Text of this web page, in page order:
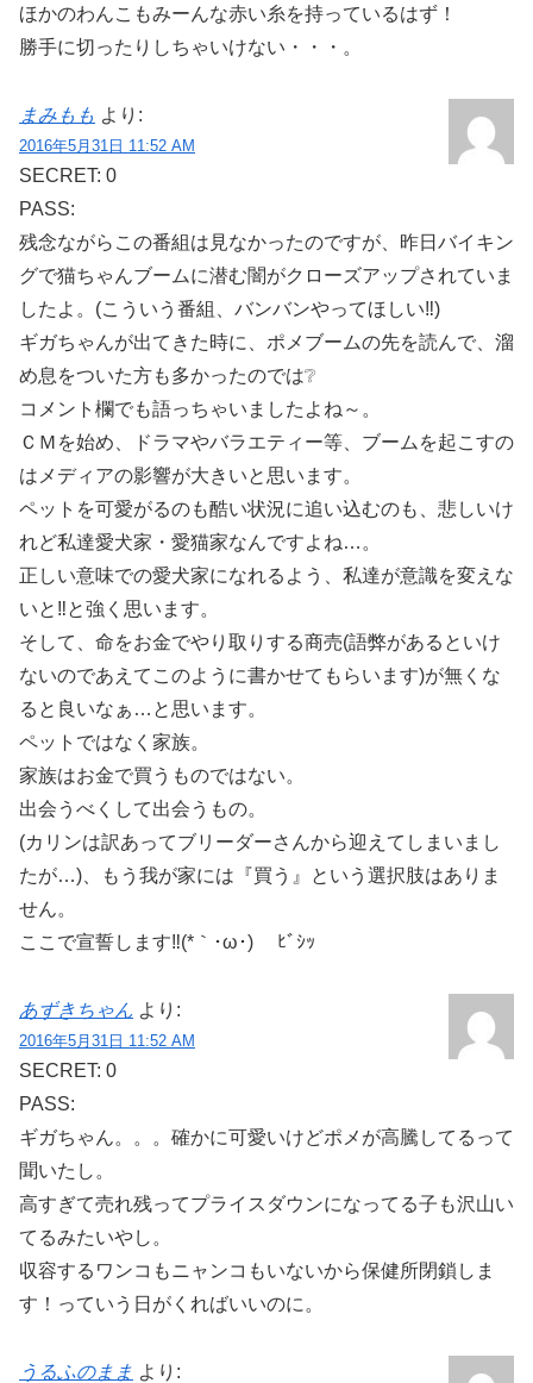
ほかのわんこもみーんな赤い糸を持っているはず！
勝手に切ったりしちゃいけない・・・。
まみもも より:
2016年5月31日 11:52 AM
SECRET: 0
PASS:
残念ながらこの番組は見なかったのですが、昨日バイキン
グで猫ちゃんブームに潜む闇がクローズアップされていま
したよ。(こういう番組、バンバンやってほしい‼)
ギガちゃんが出てきた時に、ポメブームの先を読んで、溜
め息をついた方も多かったのでは❔
コメント欄でも語っちゃいましたよね～。
ＣＭを始め、ドラマやバラエティー等、ブームを起こすの
はメディアの影響が大きいと思います。
ペットを可愛がるのも酷い状況に追い込むのも、悲しいけ
れど私達愛犬家・愛猫家なんですよね…。
正しい意味での愛犬家になれるよう、私達が意識を変えな
いと‼と強く思います。
そして、命をお金でやり取りする商売(語弊があるといけ
ないのであえてこのように書かせてもらいます)が無くな
ると良いなぁ…と思います。
ペットではなく家族。
家族はお金で買うものではない。
出会うべくして出会うもの。
(カリンは訳あってブリーダーさんから迎えてしまいまし
たが…)、もう我が家には『買う』という選択肢はありま
せん。
ここで宣誓します‼(*｀･ω･)ゞ ﾋﾞｼｯ
あずきちゃん より:
2016年5月31日 11:52 AM
SECRET: 0
PASS:
ギガちゃん。。。確かに可愛いけどポメが高騰してるって
聞いたし。
高すぎて売れ残ってプライスダウンになってる子も沢山い
てるみたいやし。
収容するワンコもニャンコもいないから保健所閉鎖しま
す！っていう日がくればいいのに。
うるふのまま より: